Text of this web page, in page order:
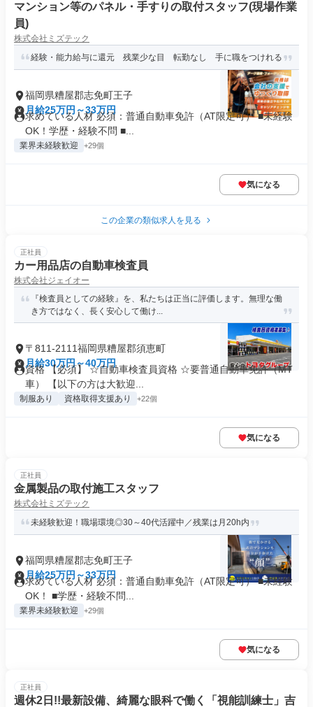
マンション等のパネル・手すりの取付スタッフ(現場作業
員)
株式会社ミズテック
経験・能力給与に還元 残業少な目 転勤なし 手に職をつけれる
福岡県糟屋郡志免町王子
月給25万円～33万円
求めている人材 必須：普通自動車免許（AT限定可） ■未経験
OK！学歴・経験不問 ■...
業界未経験歓迎 +29個
気になる
この企業の類似求人を見る
正社員
カー用品店の自動車検査員
株式会社ジェイオー
『検査員としての経験』を、私たちは正当に評価します。無理な働
き方ではなく、長く安心して働け...
〒811-2111福岡県糟屋郡須恵町
月給30万円～40万円
資格 【必須】 ☆自動車検査員資格 ☆要普通自動車免許（MT
車） 【以下の方は大歓迎...
制服あり 資格取得支援あり +22個
気になる
正社員
金属製品の取付施工スタッフ
株式会社ミズテック
未経験歓迎！職場環境◎30～40代活躍中／残業は月20h内
福岡県糟屋郡志免町王子
月給25万円～33万円
求めている人材 必須：普通自動車免許（AT限定可） ■未経験
OK！ ■学歴・経験不問...
業界未経験歓迎 +29個
気になる
正社員
週休2日!!最新設備、綺麗な眼科で働く「視能訓練士」吉